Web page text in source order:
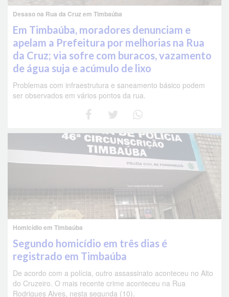
Desaso na Rua da Cruz em Timbaúba
Em Timbaúba, moradores denunciam e
apelam a Prefeitura por melhorias na Rua
da Cruz; via sofre com buracos, vazamento
de água suja e acúmulo de lixo
Problemas com infraestrutura e saneamento básico podem
ser observados em vários pontos da rua.
Homicídio em Timbaúba
Segundo homicídio em três dias é
registrado em Timbaúba
De acordo com a polícia, outro assassinato aconteceu no Alto
do Cruzeiro. O mais recente crime aconteceu na Rua
Rodrigues Alves, nesta segunda (10).